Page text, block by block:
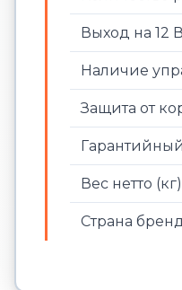
Выход на 12 В
Наличие
Защита от
Вес нетто (кг)
Страна